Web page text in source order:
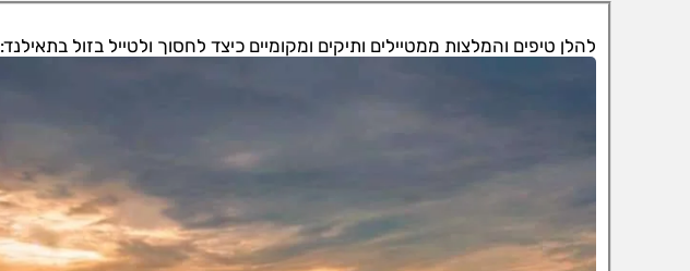
להלן טיפים והמלצות ממטיילים ותיקים ומקומיים כיצד לחסוך ולטייל בזול בתאילנד: